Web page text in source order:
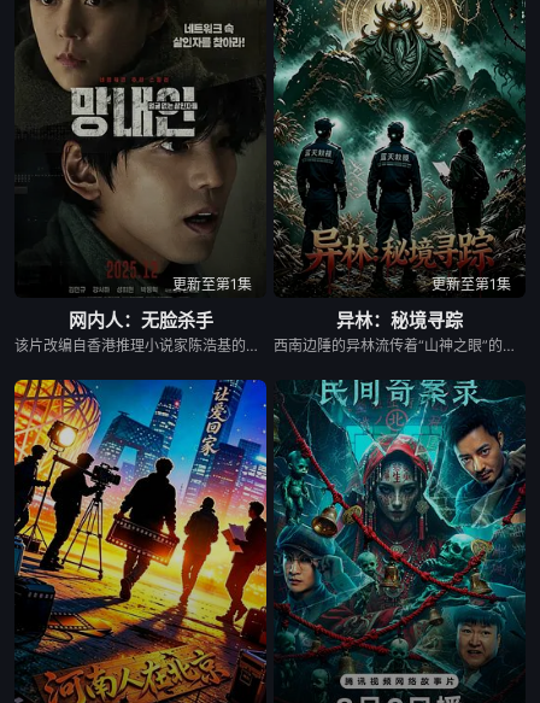
更新至第1集
网内人：无脸杀手
该片改编自香港推理小说家陈浩基的知名小说《网内人》，讲述了私家侦探与委托人联手追查网络杀手的故事。
更新至第1集
异林：秘境寻踪
西南边陲的异林流传着“山神之眼”的恐怖传说，生物系学生苏瑶与同学进山科考，却因遭遇飓风来袭而失联。救援副队长陈霖奉命带队深入丛林，一路用科学知识破解神秘现象。最终，众人赶在飓风肆虐前救下科考队，并意外揭开了“山神之眼”的真相······